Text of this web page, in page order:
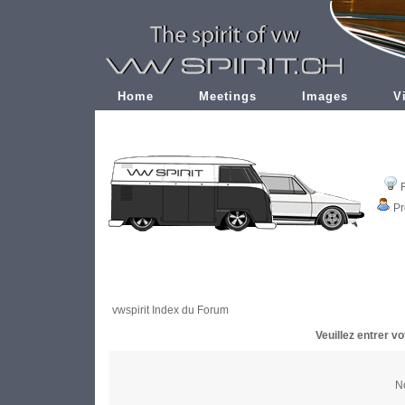
Home Meetings Images
vwspirit Index du Forum
Veuillez entrer